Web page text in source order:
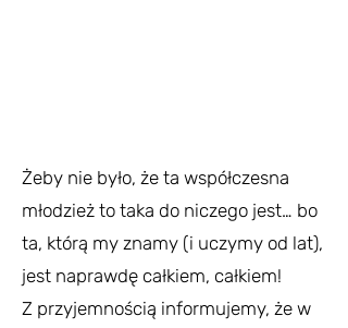
Żeby nie było, że ta współczesna
młodzież to taka do niczego jest… bo
ta, którą my znamy (i uczymy od lat),
jest naprawdę całkiem, całkiem!
Z przyjemnością informujemy, że w